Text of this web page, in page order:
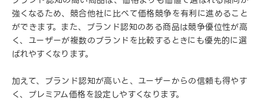
強くなるため、競合他社に比べて価格競争を有利に進めること
ができます。また、ブランド認知のある商品は競争優位性が高
く、ユーザーが複数のブランドを比較するときにも優先的に選
ばれやすくなります。
加えて、ブランド認知が高いと、ユーザーからの信頼も得やす
く、プレミアム価格を設定しやすくなります。